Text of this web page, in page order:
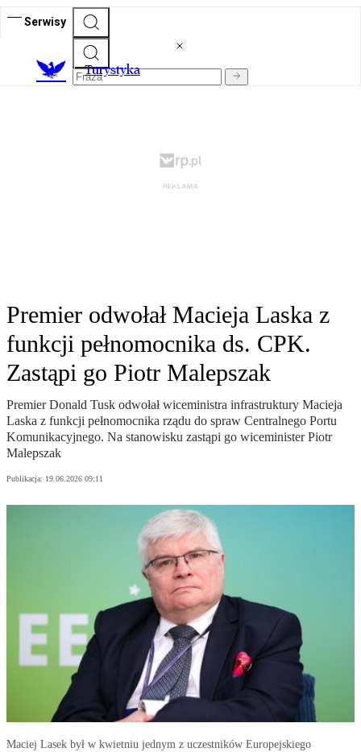
Serwisy
Turystyka
Premier odwołał Macieja Laska z
funkcji pełnomocnika ds. CPK.
Zastąpi go Piotr Malepszak
Premier Donald Tusk odwołał wiceministra infrastruktury Macieja
Laska z funkcji pełnomocnika rządu do spraw Centralnego Portu
Komunikacyjnego. Na stanowisku zastąpi go wiceminister Piotr
Malepszak
Publikacja: 19.06.2026 09:11
Maciej Lasek był w kwietniu jednym z uczestników Europejskiego